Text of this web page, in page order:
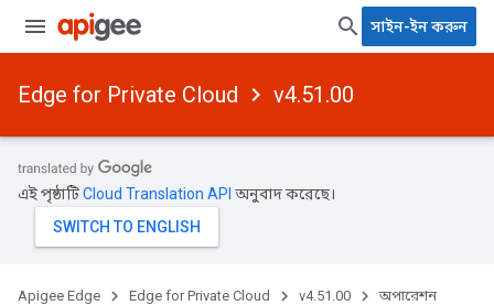
সাইন-ইন করুন
Edge for Private Cloud v4.51.00
এই পৃষ্ঠাটিCloud Translation API অনুবাদ করেছে।
Apigee Edge Edge for Private Cloud v4.51.00 অপারেশন